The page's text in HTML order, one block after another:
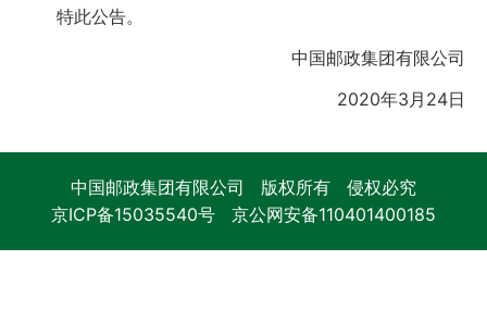
特此公告。
中国邮政集团有限公司
2020年3月24日
中国邮政集团有限公司 版权所有 侵权必究
京ICP备15035540号 京公网安备110401400185